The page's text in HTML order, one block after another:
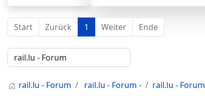
Start Zurück 1 Weiter Ende
rail.lu - Forum rail.lu - Forum - rail.lu - Forum